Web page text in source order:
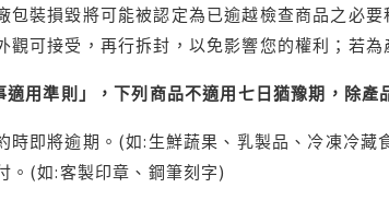
包裝損毀將可能被認定為已逾越檢查商品之必
觀可接受，再行拆封，以免影響您的權利；若為
用準則」，下列商品不適用七日猶豫期，除產
時即將逾期。(如:生鮮蔬果、乳製品、冷凍冷藏
。(如:客製印章、鋼筆刻字)